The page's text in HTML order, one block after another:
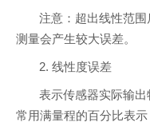
注意：超出线性范围
测量会产生较大误差。
2. 线性度误差
表示传感器实际输
常用满量程的百分比表示